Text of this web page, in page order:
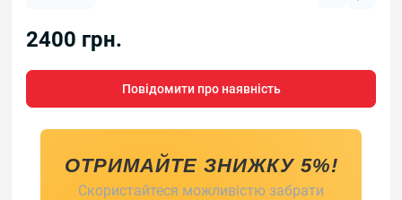
2400 грн.
Повідомити про наявність
ОТРИМАЙТЕ ЗНИЖКУ 5%!
Скористайтеся можливістю забрати